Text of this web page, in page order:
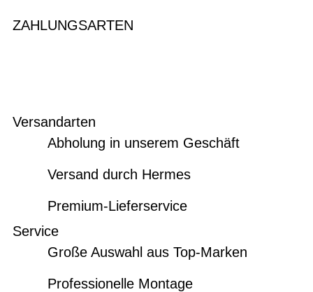
ZAHLUNGSARTEN
Versandarten
Abholung in unserem Geschäft
Versand durch Hermes
Premium-Lieferservice
Service
Große Auswahl aus Top-Marken
Professionelle Montage